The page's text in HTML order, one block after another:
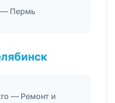
— Пермь
— Ремонт и